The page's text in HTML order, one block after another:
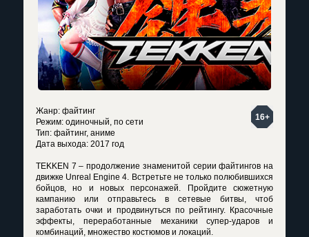
16+
Жанр: файтинг
Режим: одиночный, по сети
Тип: файтинг, аниме
Дата выхода: 2017 год
TEKKEN 7 – продолжение знаменитой серии файтингов на
движке Unreal Engine 4. Встретьте не только полюбившихся
бойцов, но и новых персонажей. Пройдите сюжетную
кампанию или отправьтесь в сетевые битвы, чтоб
заработать очки и продвинуться по рейтингу. Красочные
эффекты, переработанные механики супер-ударов и
комбинаций, множество костюмов и локаций.